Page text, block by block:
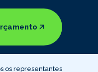
os representantes